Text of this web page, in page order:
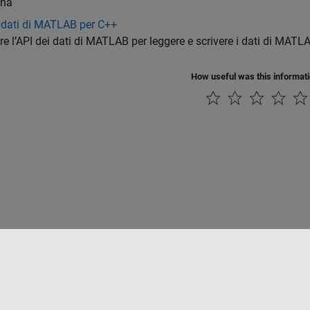
di MATLAB per C++
l’API dei dati di MATLAB per leggere e scrivere i dati di
How useful was this